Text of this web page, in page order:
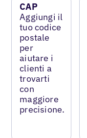
CAP
Aggiungi il
tuo codice
postale
per
aiutare i
clienti a
trovarti
con
maggiore
precisione.